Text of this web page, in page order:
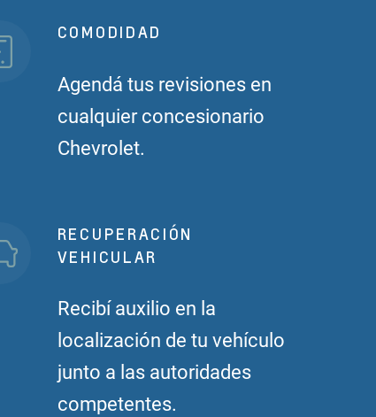
COMODIDAD
Agendá tus revisiones en
cualquier concesionario
Chevrolet.
RECUPERACIÓN
VEHICULAR
Recibí auxilio en la
localización de tu vehículo
junto a las autoridades
competentes.